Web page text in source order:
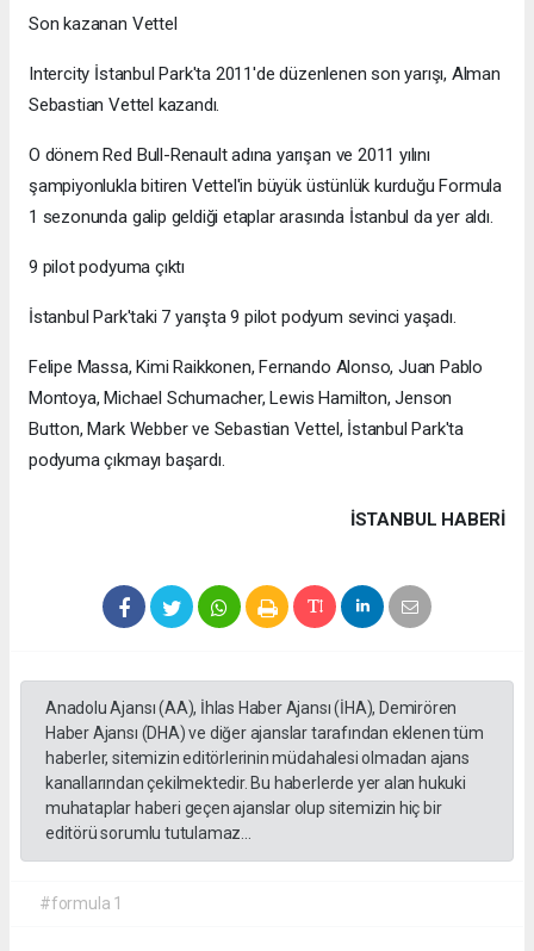
Son kazanan Vettel
Intercity İstanbul Park'ta 2011'de düzenlenen son yarışı, Alman
Sebastian Vettel kazandı.
O dönem Red Bull-Renault adına yarışan ve 2011 yılını
şampiyonlukla bitiren Vettel'in büyük üstünlük kurduğu Formula
1 sezonunda galip geldiği etaplar arasında İstanbul da yer aldı.
9 pilot podyuma çıktı
İstanbul Park'taki 7 yarışta 9 pilot podyum sevinci yaşadı.
Felipe Massa, Kimi Raikkonen, Fernando Alonso, Juan Pablo
Montoya, Michael Schumacher, Lewis Hamilton, Jenson
Button, Mark Webber ve Sebastian Vettel, İstanbul Park'ta
podyuma çıkmayı başardı.
İSTANBUL HABERİ
Anadolu Ajansı (AA), İhlas Haber Ajansı (İHA), Demirören
Haber Ajansı (DHA) ve diğer ajanslar tarafından eklenen tüm
haberler, sitemizin editörlerinin müdahalesi olmadan ajans
kanallarından çekilmektedir. Bu haberlerde yer alan hukuki
muhataplar haberi geçen ajanslar olup sitemizin hiç bir
editörü sorumlu tutulamaz...
#formula 1